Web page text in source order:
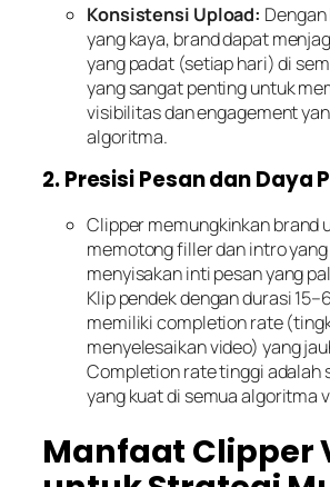
Konsistensi Upload:
yang kaya, brand dapat
yang padat (setiap hari) di
yang sangat penting untuk
visibilitas dan engagement
algoritma.
2. Presisi Pesan dan Daya
Clipper memungkinkan brand
memotong filler dan intro
menyisakan inti pesan yang
Klip pendek dengan durasi
memiliki completion rate
menyelesaikan video) yang
Completion rate tinggi adalah
yang kuat di semua algoritma
Manfaat Clipper